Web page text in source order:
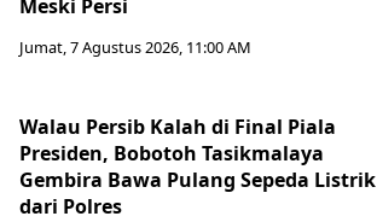
Meski Persi
Jumat, 7 Agustus 2026, 11:00 AM
Walau Persib Kalah di Final Piala
Presiden, Bobotoh Tasikmalaya
Gembira Bawa Pulang Sepeda Listrik
dari Polres